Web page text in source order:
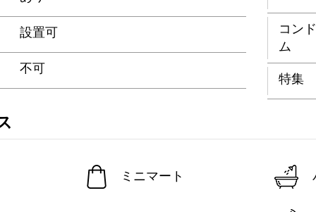
設置可
不可
コン
ム
特集
ミニマート